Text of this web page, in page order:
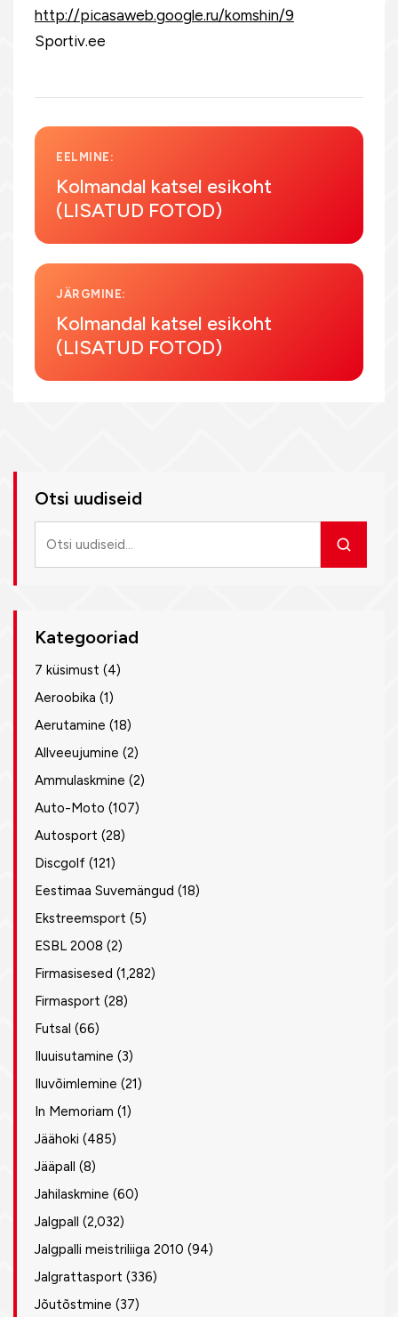
http://picasaweb.google.ru/komshin/9
Sportiv.ee
EELMINE:
Kolmandal katsel esikoht
(LISATUD FOTOD)
JÄRGMINE:
Kolmandal katsel esikoht
(LISATUD FOTOD)
Otsi uudiseid
uudiseid
Kategooriad
7 küsimust (4)
Aeroobika (1)
Aerutamine (18)
Allveeujumine (2)
Ammulaskmine (2)
Auto-Moto (107)
Autosport (28)
Discgolf (121)
Eestimaa Suvemängud (18)
Ekstreemsport (5)
ESBL 2008 (2)
Firmasisesed (1,282)
Firmasport (28)
Futsal (66)
Iluuisutamine (3)
Iluvõimlemine (21)
In Memoriam (1)
Jäähoki (485)
Jääpall (8)
Jahilaskmine (60)
Jalgpall (2,032)
Jalgpalli meistriliiga 2010 (94)
Jalgrattasport (336)
Jõutõstmine (37)